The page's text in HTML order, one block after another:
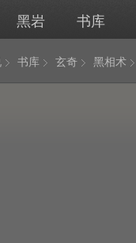
黑岩 书库
书库 玄奇 黑相术